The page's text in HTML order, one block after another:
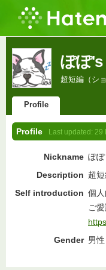
ぽぽ's
超短編（シ
Profile
Profile Last updated: 29
Nickname ぽぽ
Description 超
Self introduction 個人
ご
Gender 男性